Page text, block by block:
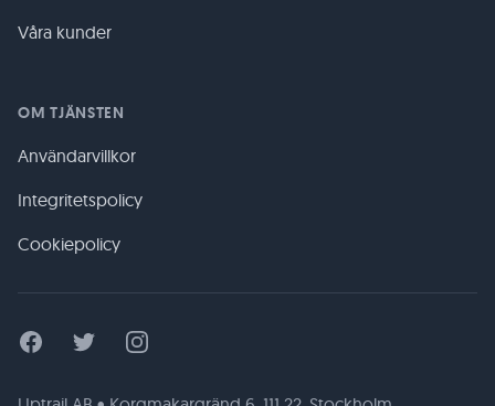
Våra kunder
OM TJÄNSTEN
Användarvillkor
Integritetspolicy
Cookiepolicy
FacebookTwitter Instagram